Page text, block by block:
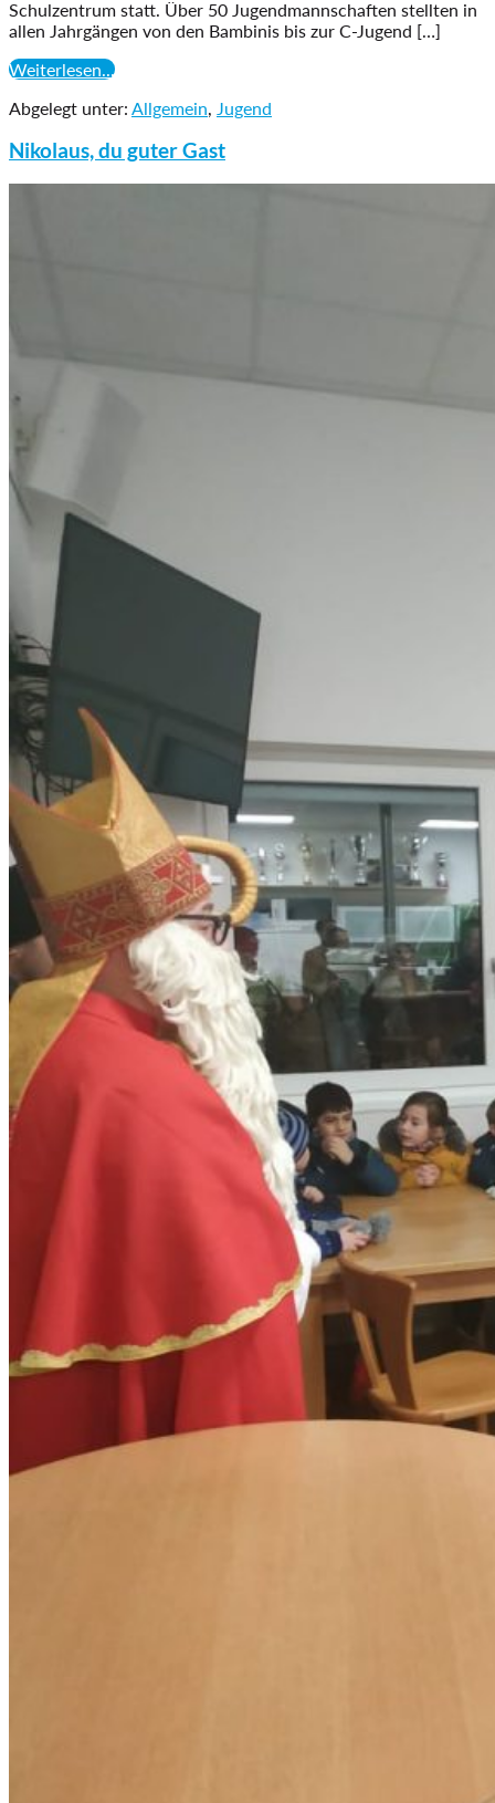
Schulzentrum statt. Über 50 Jugendmannschaften stellten in
allen Jahrgängen von den Bambinis bis zur C-Jugend […]
Weiterlesen...Ewald-
Pokal
TuS
Abgelegt unter: Allgemein Jugend
Nikolaus, du guter Gast